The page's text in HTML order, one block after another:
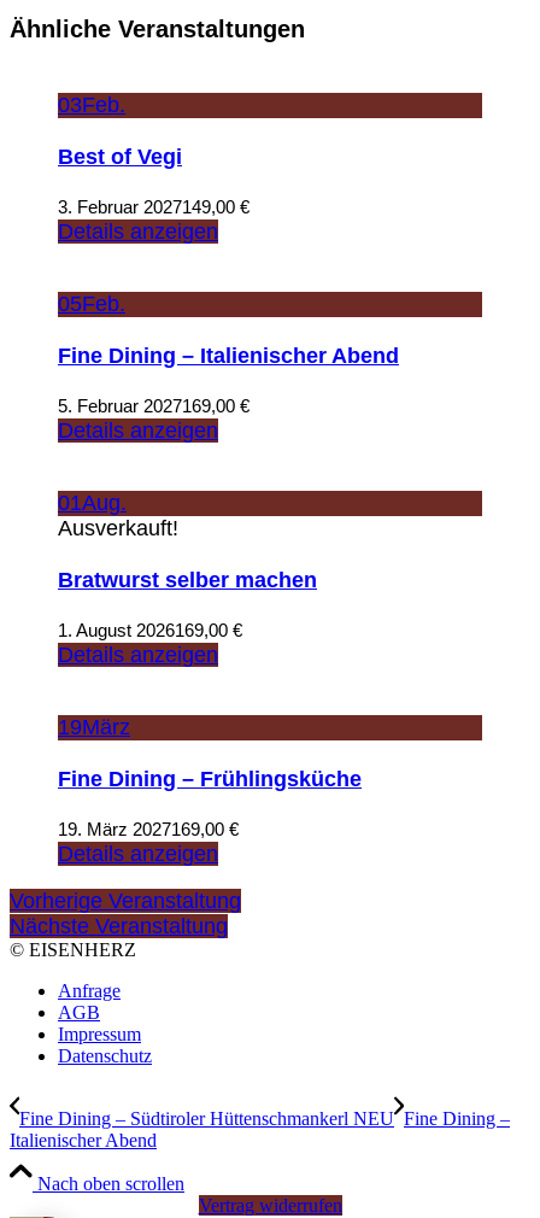
Ähnliche Veranstaltungen
03Feb.
Best of Vegi
3. Februar 2027149,00 €
Details anzeigen
05Feb.
Fine Dining – Italienischer Abend
5. Februar 2027169,00 €
Details anzeigen
01Aug.
Ausverkauft!
Bratwurst selber machen
1. August 2026169,00 €
Details anzeigen
19März
Fine Dining – Frühlingsküche
19. März 2027169,00 €
Details anzeigen
Vorherige Veranstaltung
Nächste Veranstaltung
© EISENHERZ
Anfrage
AGB
Impressum
Datenschutz
Fine Dining – Südtiroler Hüttenschmankerl NEU Fine Dining –
Italienischer Abend
Nach oben scrollen
Vertrag widerrufen